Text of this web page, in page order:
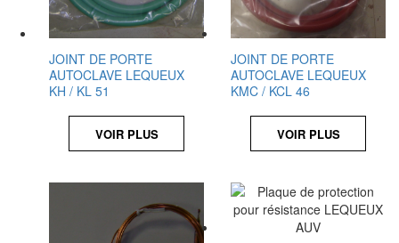
JOINT DE PORTE
AUTOCLAVE LEQUEUX
KH / KL 51
VOIR PLUS
JOINT DE PORTE
AUTOCLAVE LEQUEUX
KMC / KCL 46
VOIR PLUS